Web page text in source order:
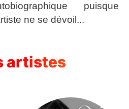
puisque
ne se dévoil...
artistes